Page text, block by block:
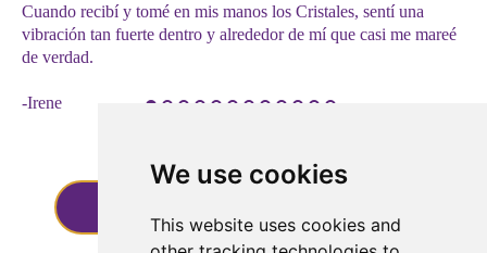
We use cookies
This website uses cookies and
Cuando recibí y tomé en mis manos los Cristales, sentí una
vibración tan fuerte dentro y alrededor de mí que casi me mareé
de verdad.
-Irene